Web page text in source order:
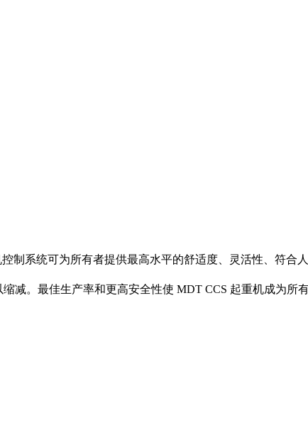
制系统可为所有者提供最高水平的舒适度、灵活性、符合
。最佳生产率和更高安全性使 MDT CCS 起重机成为所